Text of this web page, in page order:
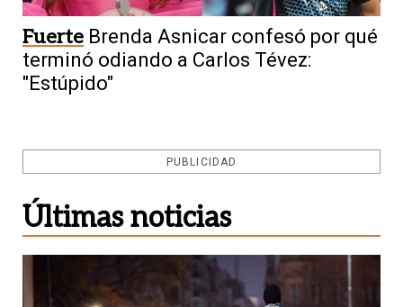
Fuerte Brenda Asnicar confesó por qué
terminó odiando a Carlos Tévez:
"Estúpido"
PUBLICIDAD
Últimas noticias